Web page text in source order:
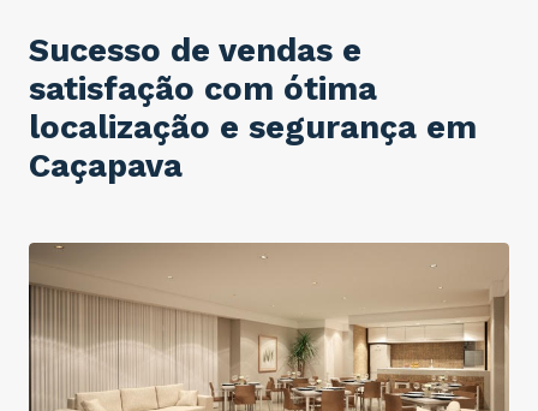
Sucesso de vendas e
satisfação com ótima
localização e segurança em
Caçapava